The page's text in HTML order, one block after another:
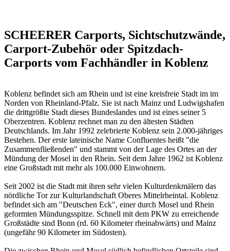
SCHEERER Carports, Sichtschutzwände,
Carport-Zubehör oder Spitzdach-
Carports vom Fachhändler in Koblenz
Koblenz befindet sich am Rhein und ist eine kreisfreie Stadt im im
Norden von Rheinland-Pfalz. Sie ist nach Mainz und Ludwigshafen
die drittgrößte Stadt dieses Bundeslandes und ist eines seiner 5
Oberzentren. Koblenz rechnet man zu den ältesten Städten
Deutschlands. Im Jahr 1992 zelebrierte Koblenz sein 2.000-jähriges
Bestehen. Der erste lateinische Name Confluentes heißt "die
Zusammenfließenden" und stammt von der Lage des Ortes an der
Mündung der Mosel in den Rhein. Seit dem Jahre 1962 ist Koblenz
eine Großstadt mit mehr als 100.000 Einwohnern.
Seit 2002 ist die Stadt mit ihren sehr vielen Kulturdenkmälern das
nördliche Tor zur Kulturlandschaft Oberes Mittelrheintal. Koblenz
befindet sich am "Deutschen Eck", einer durch Mosel und Rhein
geformten Mündungsspitze. Schnell mit dem PKW zu erreichende
Großstädte sind Bonn (rd. 60 Kilometer rheinabwärts) und Mainz
(ungefähr 90 Kilometer im Südosten).